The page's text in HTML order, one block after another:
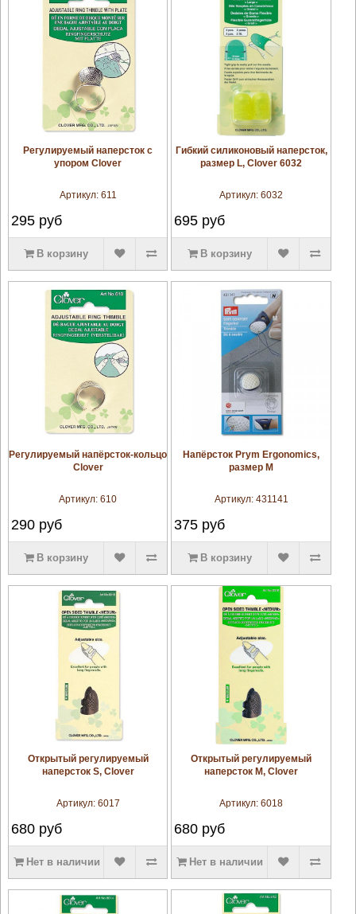
увеличить
Регулируемый наперсток с
упором Clover
Артикул: 611
295руб
В корзину
увеличить
Гибкий силиконовый наперсток,
размер L, Clover 6032
Артикул:6032
695 руб
В корзину
увеличить
Регулируемый напёрсток-кольцо
Clover
Артикул:610
290руб
В корзину
увеличить
Напёрсток Prym Ergonomics,
размер M
Артикул: 431141
375 руб
В корзину
увеличить
Открытый регулируемый
наперсток S, Clover
Артикул: 6017
680руб
Нет в наличии
увеличить
Открытый регулируемый
наперсток M, Clover
Артикул:6018
680 руб
Нет в наличии